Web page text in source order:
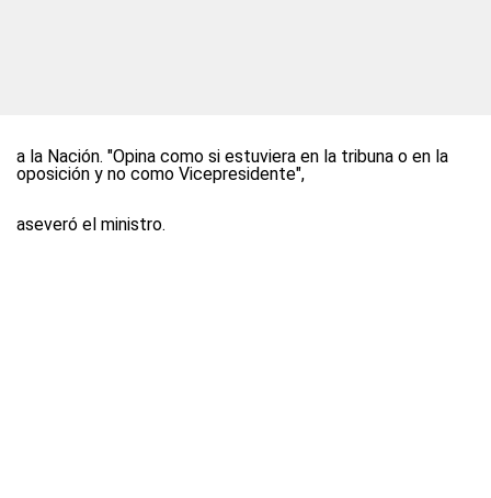
a la Nación. "Opina como si estuviera en la tribuna o en la
oposición y no como Vicepresidente",
aseveró el ministro.